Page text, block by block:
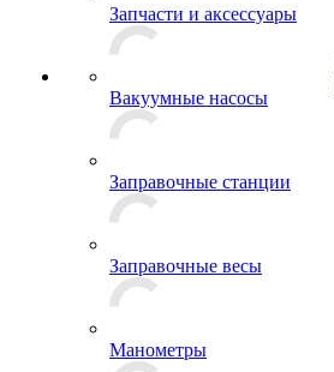
Запчасти и аксессуары
Вакуумные насосы
Заправочные станции
Заправочные весы
Манометры